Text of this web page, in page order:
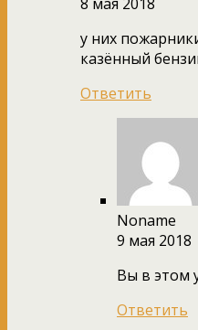
у них
казённый
Ответить
Noname
9 мая 2018
Вы в этом
Ответить